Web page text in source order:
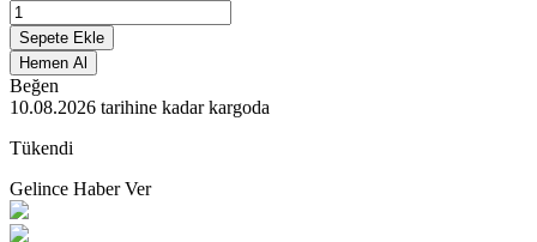
Sepete Ekle
Hemen Al
Beğen
10.08.2026 tarihine kadar kargoda
Tükendi
Gelince Haber Ver